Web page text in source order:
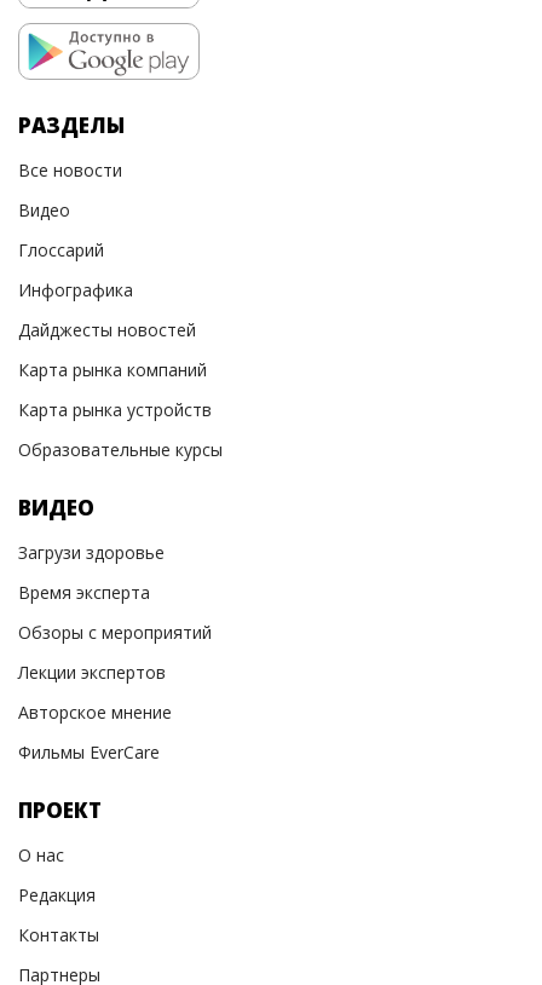
РАЗДЕЛЫ
Все новости
Видео
Глоссарий
Инфографика
Дайджесты новостей
Карта рынка компаний
Карта рынка устройств
Образовательные курсы
ВИДЕО
Загрузи здоровье
Время эксперта
Обзоры с мероприятий
Лекции экспертов
Авторское мнение
Фильмы EverCare
ПРОЕКТ
О нас
Редакция
Контакты
Партнеры